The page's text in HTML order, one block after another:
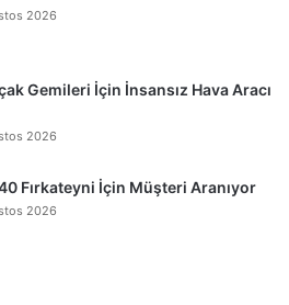
2026
Gemileri İçin İnsansız Hava Aracı
2026
Fırkateyni İçin Müşteri Aranıyor
2026